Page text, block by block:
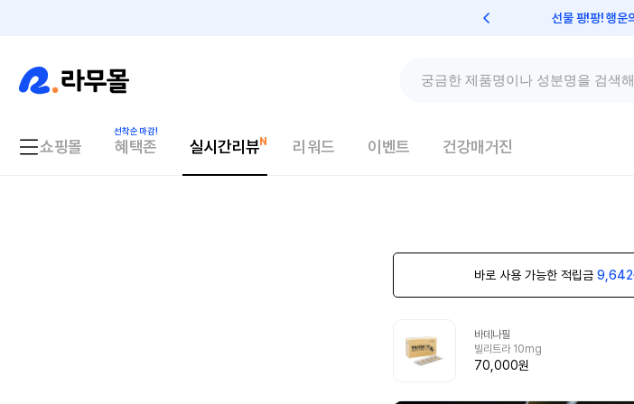
선물 팡!팡! 행운
쇼핑몰 혜택존 실시간리뷰 리워드 이벤트 건강매거진
바로 사용 가능한 적립금 9,642
바데나필
빌리트라 10mg
70,000원